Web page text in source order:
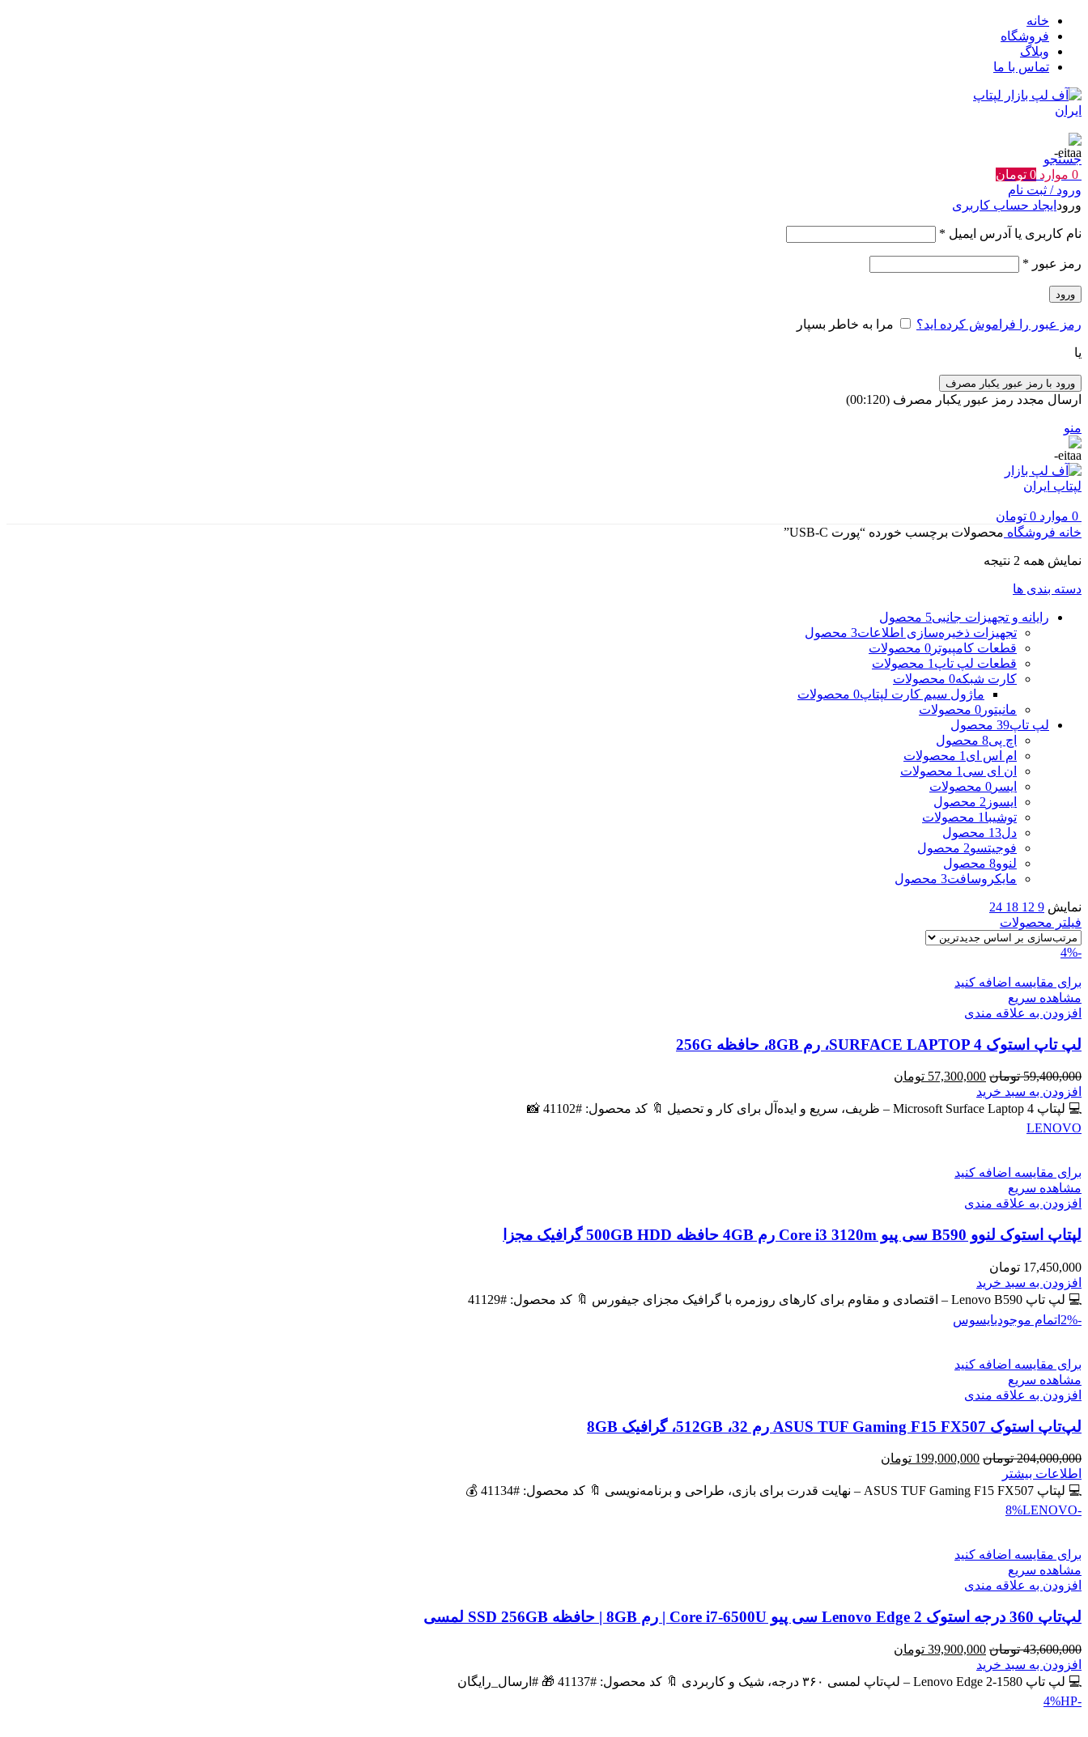
خانه
فروشگاه
وبلاگ
تماس با ما
جستجو
0 موارد 0 تومان
ورود / ثبت نام
ورود ایجاد حساب کاربری
نام کاربری یا آدرس ایمیل *
رمز عبور *
ورود
رمز عبور را فراموش کرده اید؟ مرا به خاطر بسپار
یا
ورود با رمز عبور یکبار مصرف
ارسال مجدد رمز عبور یکبار مصرف (00:
120
)
منو
0 موارد 0 تومان
خانه فروشگاه محصولات برچسب خورده “پورت USB-C”
نمایش همه 2 نتیجه
دسته بندی ها
رایانه و تجهیزات جانبی5 محصول
تجهیزات ذخیره‌سازی اطلاعات3 محصول
قطعات کامپیوتر 0 محصولات
قطعات لپ تاپ 1 محصولات
کارت شبکه0 محصولات
ماژول سیم کارت لپتاپ0 محصولات
مانیتور 0 محصولات
لپ تاپ39 محصول
اچ پی8 محصول
ام اس ای 1 محصولات
ان ای سی 1 محصولات
ایسر 0 محصولات
ایسوز 2 محصول
توشیبا 1 محصولات
دل13 محصول
فوجیتسو2 محصول
لنوو8 محصول
مایکروسافت3 محصول
نمایش 9
12
18
24
فیلتر محصولات
-4%
برای مقایسه اضافه کنید
مشاهده سریع
افزودن به علاقه مندی
لپ تاپ استوک SURFACE LAPTOP 4، رم 8GB، حافظه 256G
59,400,000 تومان قیمت
اصلی
59,400,000 تومان
57,300,000 تومان
57,300,000 تومان
افزودن به سبد خرید
💻 لپتاپ Microsoft Surface Laptop 4 – ظریف، سریع و ایده‌آل برای کار و تحصیل 🔖 کد محصول: #41102 📸
LENOVO
برای مقایسه اضافه کنید
مشاهده سریع
افزودن به علاقه مندی
لپتاپ استوک لنوو B590 سی پیو Core i3 3120m رم 4GB حافظه 500GB HDD گرافیک مجزا
17,450,000 تومان
افزودن به سبد خرید
💻 لپ تاپ Lenovo B590 – اقتصادی و مقاوم برای کارهای روزمره با گرافیک مجزای جیفورس 🔖 کد محصول: #41129
-2%
اتمام موجودیایسوس
برای مقایسه اضافه کنید
مشاهده سریع
افزودن به علاقه مندی
لپ‌تاپ استوک ASUS TUF Gaming F15 FX507 رم 32، 512GB، گرافیک 8GB
204,000,000 تومان قیمت
204,000,000 تومان
199,000,000 تومان
199,000,000 تومان
اطلاعات بیشتر
💻 لپتاپ ASUS TUF Gaming F15 FX507 – نهایت قدرت برای بازی، طراحی و برنامه‌نویسی 🔖 کد محصول: #41134 💰
-8%
LENOVO
برای مقایسه اضافه کنید
مشاهده سریع
افزودن به علاقه مندی
لپ‌تاپ 360 درجه استوک Lenovo Edge 2 سی پیو Core i7-6500U | رم 8GB | حافظه SSD 256GB لمسی
43,600,000 تومان قیمت
اصلی
43,600,000 تومان
39,900,000 تومان
39,900,000 تومان
افزودن به سبد خرید
💻 لپ تاپ Lenovo Edge 2-1580 – لپ‌تاپ لمسی ۳۶۰ درجه، شیک و کاربردی 🔖 کد محصول: #41137 🎁 #ارسال_رایگان
-4%
HP